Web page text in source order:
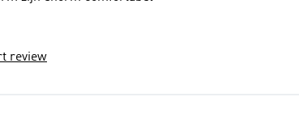
review